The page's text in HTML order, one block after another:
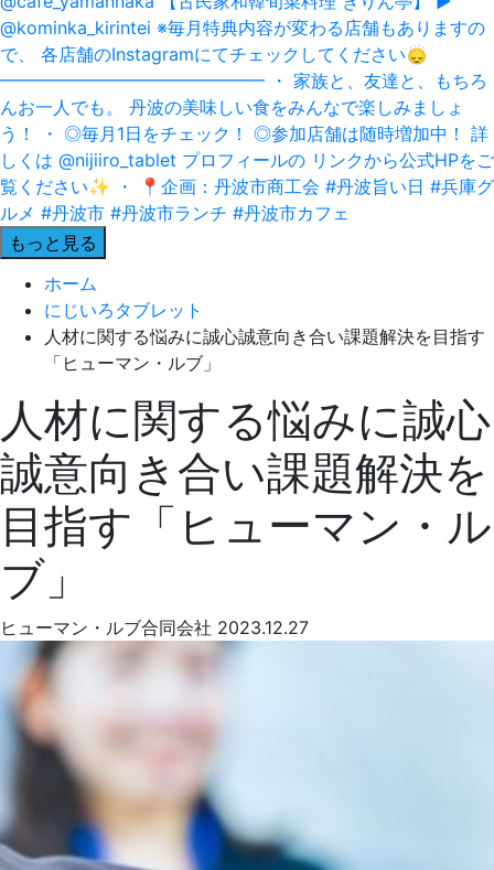
もっと見る
ホーム
にじいろタブレット
人材に関する悩みに誠心誠意向き合い課題解決を目指す
「ヒューマン・ルブ」
人材に関する悩みに誠心
誠意向き合い課題解決を
目指す「ヒューマン・ル
ブ」
ヒューマン・ルブ合同会社 2023.12.27